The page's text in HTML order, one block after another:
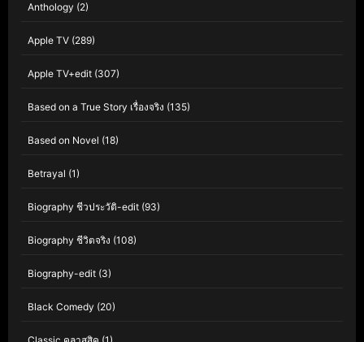
Anthology (2)
Apple TV (289)
Apple TV+edit (307)
Based on a True Story เรื่องจริง (135)
Based on Novel (18)
Betrayal (1)
Biography ชีวประวัติ-edit (93)
Biography ชีวิตจริง (108)
Biography-edit (3)
Black Comedy (20)